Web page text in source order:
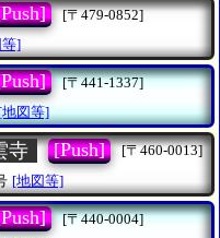
[〒479-0852]
]
[〒441-1337]
図等]
寺 [Push]
[〒460-0013]
[地図等]
[〒440-0004]